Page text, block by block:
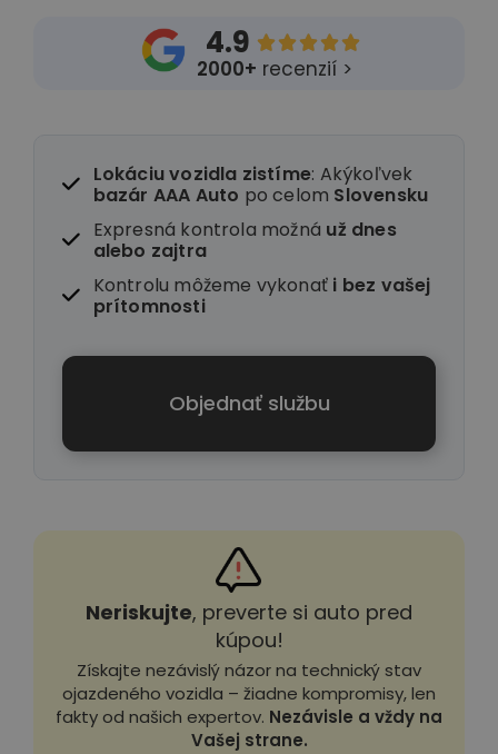
4.9 
2000+ recenzií >
Lokáciu vozidla zistíme: Akýkoľvek
bazár AAA Auto po celom Slovensku
Expresná kontrola možná už dnes
alebo zajtra
Kontrolu môžeme vykonať i bez vašej
prítomnosti
Objednať službu
Neriskujte, preverte si auto pred
kúpou!
Získajte nezávislý názor na technický stav
ojazdeného vozidla – žiadne kompromisy, len
fakty od našich expertov. Nezávisle a vždy na
Vašej strane.